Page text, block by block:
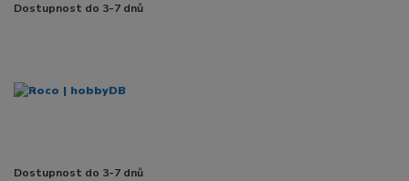
Dostupnost do 3-7 dnů
Dostupnost do 3-7 dnů